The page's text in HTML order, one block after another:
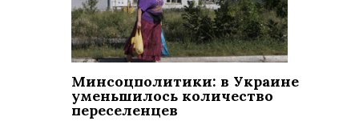
Минсоцполитики: в Украине
уменьшилось количество
переселенцев